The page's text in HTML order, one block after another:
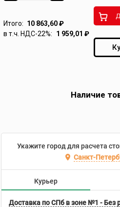
Итого: 10 863,60₽
в т.ч. НДС-22%:
1 959,01 ₽
Наличие
Укажите город для расчета
Санкт-
Курьер
Доставка по СПб в зоне №1 - Без